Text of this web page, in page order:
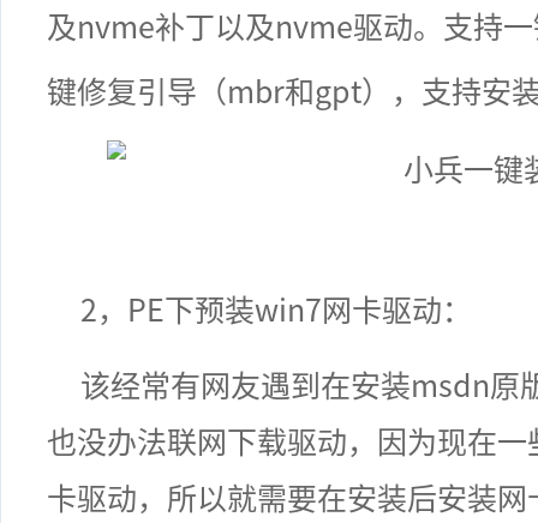
及nvme补丁以及nvme驱动。支持
键修复引导（mbr和gpt），支持安
2，PE下预装win7网卡驱动：
该经常有网友遇到在安装msdn原
也没办法联网下载驱动，因为现在
卡驱动，所以就需要在安装后安装